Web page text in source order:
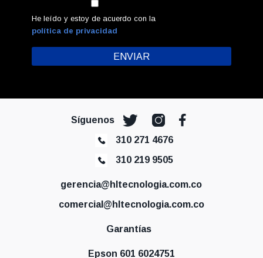
He leído y estoy de acuerdo con la
política de privacidad
Síguenos
310 271 4676
310 219 9505
gerencia@hltecnologia.com.co
comercial@hltecnologia.com.co
Garantías
Epson 601 6024751